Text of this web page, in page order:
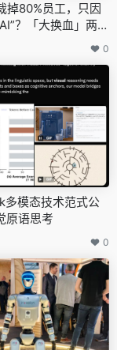
掉80%员工，只因
？「大换血」两年
入破亿、4天就出成0
多模态技术范式公
原语思考
0